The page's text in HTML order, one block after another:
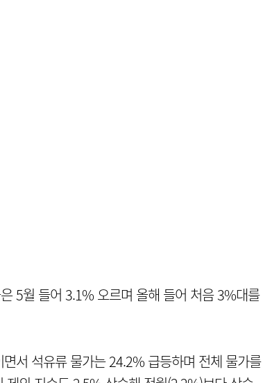
5월 들어 3.1% 오르며 올해 들어 처음 3%대를
서 석유류 물가는 24.2% 급등하며 전체 물가를